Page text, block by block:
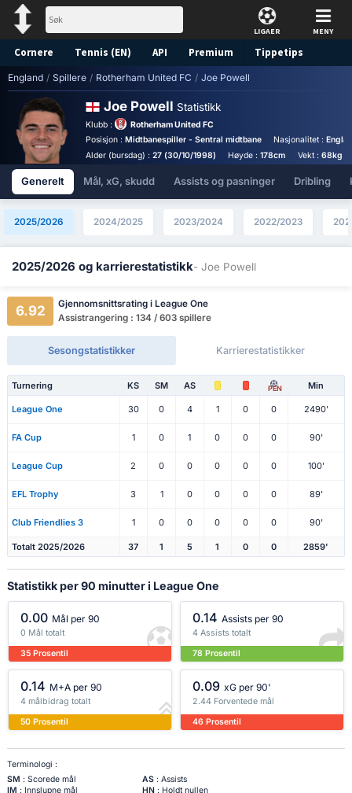
LIGAER MENY
Cornere Tennis (EN) API Premium Tippetips
England / Spillere / Rotherham United FC / Joe Powell
Joe Powell Statistikk
Klubb :
Rotherham United FC
Posisjon : Midtbanespiller - Sentral midtbane Nasjonalitet :
Alder (bursdag) : 27 (30/10/1998) Høyde :178cm Vekt : 68kg
Generelt Mål, xG, skudd Assists og pasninger Dribling
2025/2026 2024/2025 2023/2024 2022/2023
2025/2026 og karrierestatistikk- Joe Powell
6.92
Gjennomsnittsrating i League One
Assistrangering : 134 / 603 spillere
Sesongstatistikker Karrierestatistikker
Turnering KS SM AS PEN Min
League One 30 0 4 1 0 0 2490'
FA Cup 1 0 1 0 0 0 90'
League Cup 2 0 0 0 0 0 100'
EFL Trophy 3 1 0 0 0 0 89'
Club Friendlies 3 1 0 0 0 0 0 90'
Totalt 2025/2026 37 1 5 1 0 0 2859'
Statistikk per 90 minutter i League One
0.00 Mål per 90
0 Mål totalt
35 Prosentil
0.14 Assists per 90
4 Assists totalt
78 Prosentil
0.14 M+A per 90
4 målbidrag totalt
50 Prosentil
0.09 xG per 90'
2.44 Forventede mål
46 Prosentil
Terminologi :
SM : Scorede mål AS: Assists
IM : Innslupne mål HN: Holdt nullen